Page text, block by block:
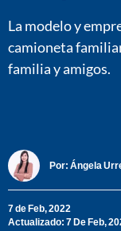
La modelo y
camioneta
familia y amigos.
Por: Ángela
7 de Feb, 2022
Actualizado: 7 De Feb,